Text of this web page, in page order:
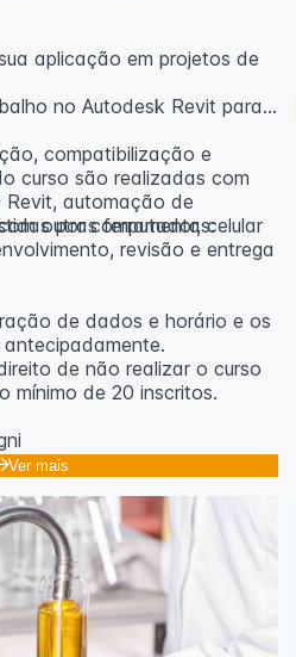
aplicação em projetos de
no Autodesk Revit para
compatibilização e
automação de
outras ferramentas:
revisão e entrega
curso são realizadas com
por computador, celular
de dados e horário e os
de não realizar o curso
mínimo de 20 inscritos.
Ver mais